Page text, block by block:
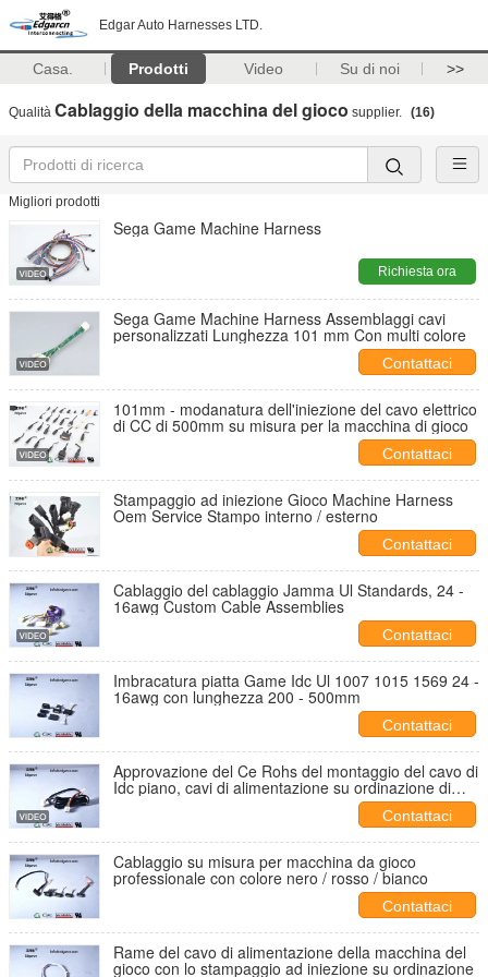
Edgar Auto Harnesses LTD.
Casa. Prodotti Video Su di noi >>
Qualità Cablaggio della macchina del gioco supplier. (16)
Migliori prodotti
Sega Game Machine Harness
Richiesta ora
Sega Game Machine Harness Assemblaggi cavi
personalizzati Lunghezza 101 mm Con multi colore
Contattaci
101mm - modanatura dell'iniezione del cavo elettrico
di CC di 500mm su misura per la macchina di gioco
Contattaci
Stampaggio ad iniezione Gioco Machine Harness
Oem Service Stampo interno / esterno
Contattaci
Cablaggio del cablaggio Jamma Ul Standards, 24 -
16awg Custom Cable Assemblies
Contattaci
Imbracatura piatta Game Idc Ul 1007 1015 1569 24 -
16awg con lunghezza 200 - 500mm
Contattaci
Approvazione del Ce Rohs del montaggio del cavo di
Idc piano, cavi di alimentazione su ordinazione di
Contattaci
Cablaggio su misura per macchina da gioco
professionale con colore nero / rosso / bianco
Contattaci
Rame del cavo di alimentazione della macchina del
gioco con lo stampaggio ad iniezione su ordinazione